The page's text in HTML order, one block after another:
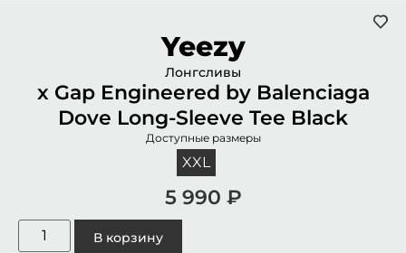
Yeezy
Лонгсливы
x Gap Engineered by Balenciaga
Dove Long-Sleeve Tee Black
Доступные размеры
XXL
5 990 ₽
В корзину